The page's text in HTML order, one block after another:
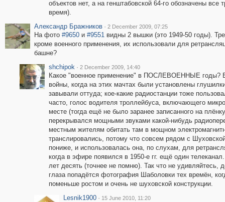
объектов нет, а на генштабовской 64-го обозначены
время).
Александр Бражников · 2 December 2009, 07:25
На фото #9650и #9551видны 2 вышки (это 1949-50 годы).
кроме военного применения, их использовали для
башне?
shchipok · 2 December 2009, 14:40
Какое "военное применение" в ПОСЛЕВОЕННЫЕ годы?
войны, когда на этих мачтах были установлены
завывали оттуда; кое-какие радиостанции тоже
часто, голос водителя троллейбуса, включающего
месте (тогда ещё не было заранее записанного на
перекрывался мощными звуками какой-нибудь
местным жителям обитать там в мощном
транслировались, потому что совсем рядом с
пониже, и использовалась она, по слухам, для
когда в эфире появился в 1950-е гг. ещё один
лет десять (точнее не помню). Так что не удивляйтесь,
глаза попадётся фотография Шаболовки тех времён,
поменьше ростом и очень не шуховской конструкции.
Lesnik1900 · 15 June 2010, 11:20